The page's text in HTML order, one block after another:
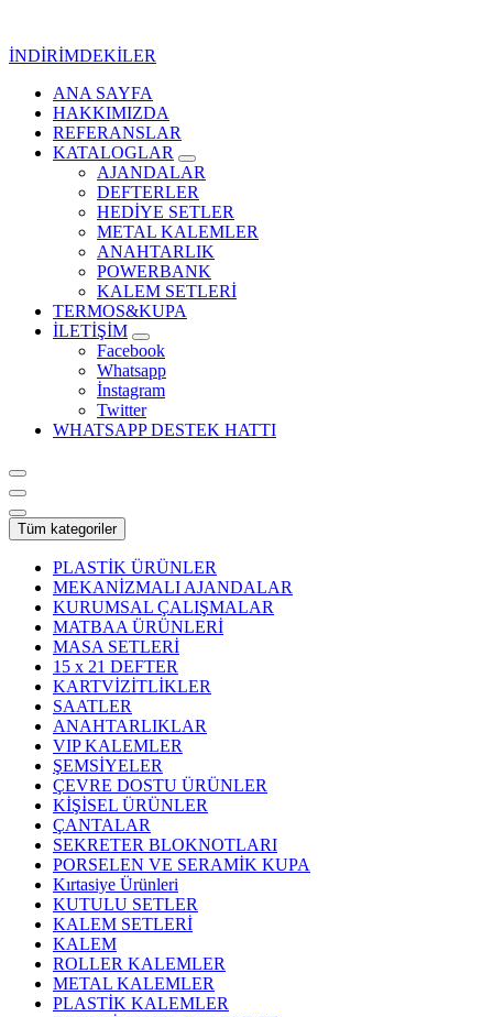
İNDİRİMDEKİLER
Kurumsal Promosyon-Hediyelik
ANA SAYFA
HAKKIMIZDA
REFERANSLAR
KATALOGLAR
AJANDALAR
DEFTERLER
HEDİYE SETLER
METAL KALEMLER
ANAHTARLIK
POWERBANK
KALEM SETLERİ
TERMOS&KUPA
İLETİŞİM
Facebook
Whatsapp
İnstagram
Twitter
WHATSAPP DESTEK HATTI
Tüm kategoriler
PLASTİK ÜRÜNLER
MEKANİZMALI AJANDALAR
KURUMSAL ÇALIŞMALAR
MATBAA ÜRÜNLERİ
MASA SETLERİ
15 x 21 DEFTER
KARTVİZİTLİKLER
SAATLER
ANAHTARLIKLAR
VIP KALEMLER
ŞEMSİYELER
ÇEVRE DOSTU ÜRÜNLER
KİŞİSEL ÜRÜNLER
ÇANTALAR
SEKRETER BLOKNOTLARI
PORSELEN VE SERAMİK KUPA
Kırtasiye Ürünleri
KUTULU SETLER
KALEM SETLERİ
KALEM
ROLLER KALEMLER
METAL KALEMLER
PLASTİK KALEMLER